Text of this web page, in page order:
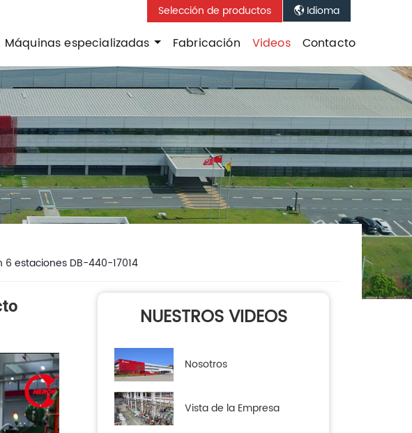
Selección de productos  Idioma
Máquinas especializadas Fabricación Videos Contacto
estaciones DB-440-17014
NUESTROS VIDEOS
Nosotros
Vista de la Empresa